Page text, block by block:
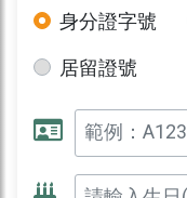
身分證字號
居留證號